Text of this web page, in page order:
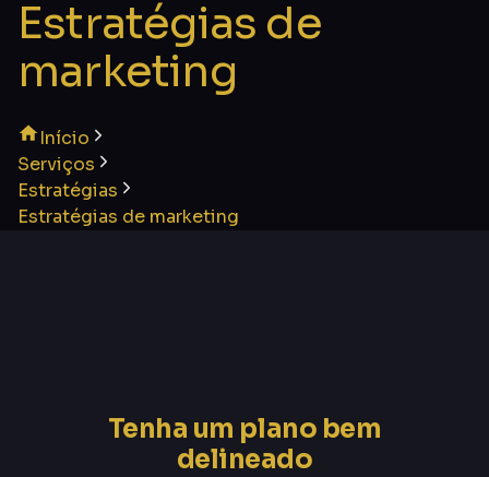
Estratégias de
marketing
Início
Serviços
Estratégias
Estratégias de marketing
Tenha um plano bem
delineado